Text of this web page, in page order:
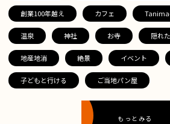
創業100年越え カフェ
温泉 神社 お寺 隠れ
地産地消 絶景 イベント
子どもと行ける ご当地パン屋
もっとみる